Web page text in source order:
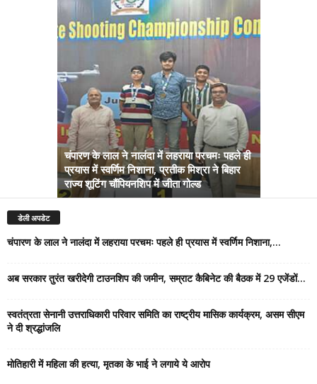
चंपारण के लाल ने नालंदा में लहराया परचमः पहले ही
प्रयास में स्वर्णिम निशाना, प्रतीक मिश्रा ने बिहार
राज्य शूटिंग चौंपियनशिप में जीता गोल्ड
डेली अपडेट
चंपारण के लाल ने नालंदा में लहराया परचमः पहले ही प्रयास में स्वर्णिम निशाना,...
अब सरकार तुरंत खरीदेगी टाउनशिप की जमीन, सम्राट कैबिनेट की बैठक में 29 एजेंडों...
स्वतंत्रता सेनानी उत्तराधिकारी परिवार समिति का राष्ट्रीय मासिक कार्यक्रम, असम सीएम
ने दी श्रद्धांजलि
मोतिहारी में महिला की हत्या, मृतका के भाई ने लगाये ये आरोप